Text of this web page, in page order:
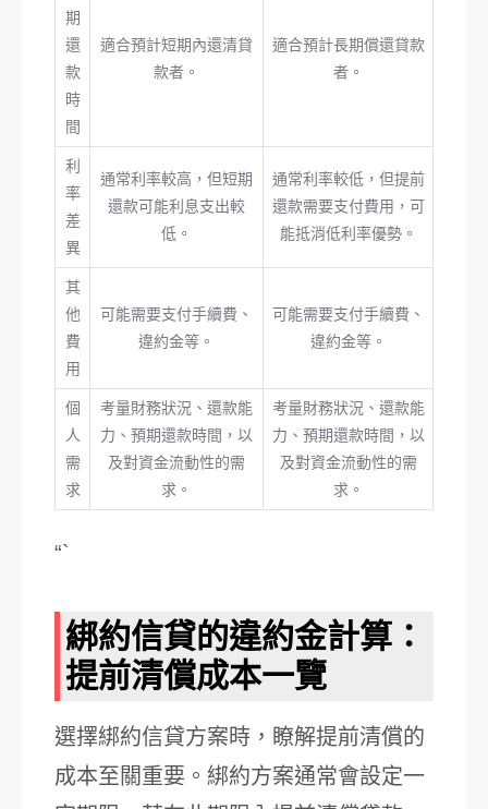
期
還
款
時
間
適合預計短期內還清貸
款者。
適合預計長期償還貸款
者。
利
率
差
異
通常利率較高，但短期
還款可能利息支出較
低。
通常利率較低，但提前
還款需要支付費用，可
能抵消低利率優勢。
其
他
費
用
可能需要支付手續費、
違約金等。
可能需要支付手續費、
違約金等。
個
人
需
求
考量財務狀況、還款能
力、預期還款時間，以
及對資金流動性的需
求。
考量財務狀況、還款能
力、預期還款時間，以
及對資金流動性的需
求。
“`
綁約信貸的違約金計算：
提前清償成本一覽
選擇綁約信貸方案時，瞭解提前清償的
成本至關重要。綁約方案通常會設定一